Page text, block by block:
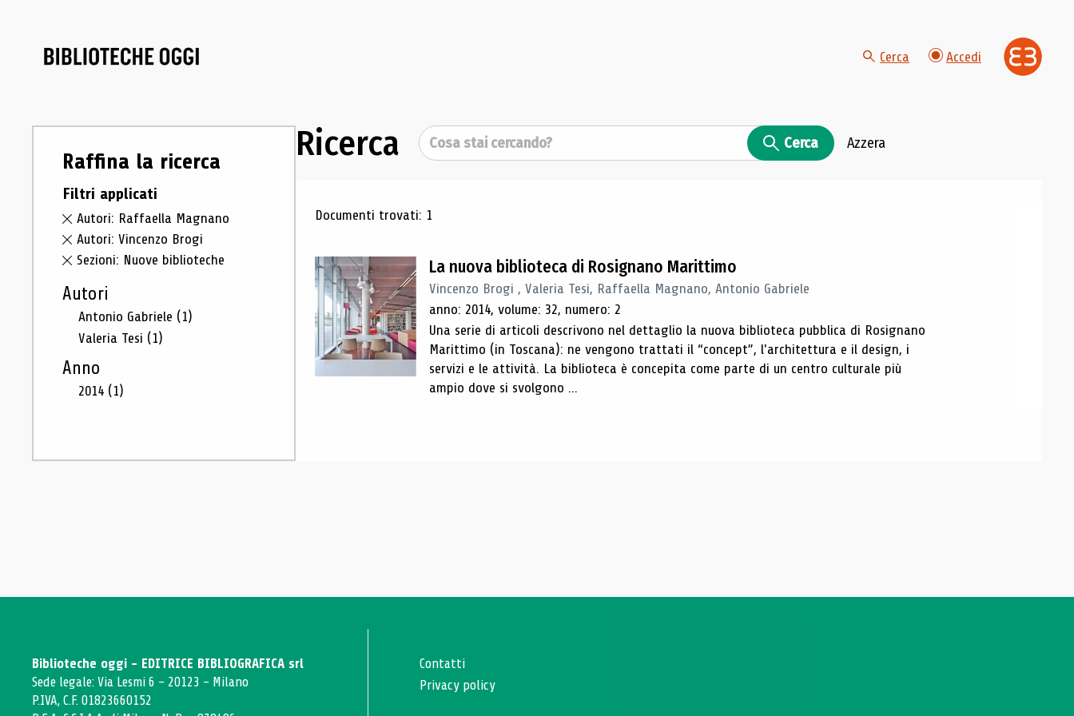
Cerca Accedi
Raffina la ricerca
Filtri applicati
Autori: Raffaella Magnano
Autori: Vincenzo Brogi
Sezioni: Nuove biblioteche
Autori
Antonio Gabriele (1)
Valeria Tesi (1)
Anno
2014 (1)
Ricerca Cerca Cerca Azzera
Risultati di ricerca
Documenti trovati: 1
La nuova biblioteca di Rosignano Marittimo
Vincenzo Brogi , Valeria Tesi, Raffaella Magnano, Antonio Gabriele
anno: 2014, volume: 32, numero: 2
Una serie di articoli descrivono nel dettaglio la nuova biblioteca pubblica di Rosignano
Marittimo (in Toscana): ne vengono trattati il ​​“concept”, l'architettura e il design, i
servizi e le attività. La biblioteca è concepita come parte di un centro culturale più
ampio dove si svolgono ...
Biblioteche oggi - EDITRICE BIBLIOGRAFICA srl
Sede legale: Via Lesmi 6 - 20123 - Milano
P.IVA, C.F. 01823660152
Contatti
Privacy policy